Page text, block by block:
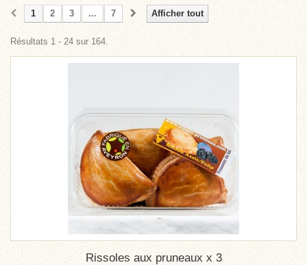
Afficher tout
1 2 3 ... 7
Résultats 1 - 24 sur 164.
Rissoles aux pruneaux x 3